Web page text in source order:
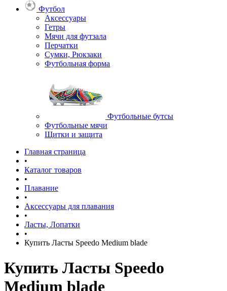
Футбол
Аксессуары
Гетры
Мячи для футзала
Перчатки
Сумки, Рюкзаки
Футбольная форма
Футбольные бутсы
Футбольные мячи
Щитки и защита
Главная страница
•
Каталог товаров
•
Плавание
•
Аксессуары для плавания
•
Ласты, Лопатки
•
Купить Ласты Speedo Medium blade
Купить Ласты Speedo
Medium blade